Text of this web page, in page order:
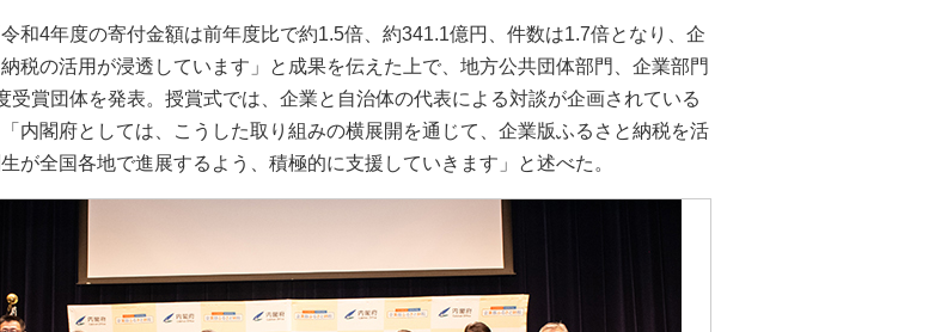
和4年度の寄付金額は前年度比で約1.5倍、約341.1億円、件数は1.7倍となり、企
税の活用が浸透しています」と成果を伝えた上で、地方公共団体部門、企業部門
受賞団体を発表。授賞式では、企業と自治体の代表による対談が企画されている
内閣府としては、こうした取り組みの横展開を通じて、企業版ふるさと納税を活
が全国各地で進展するよう、積極的に支援していきます」と述べた。